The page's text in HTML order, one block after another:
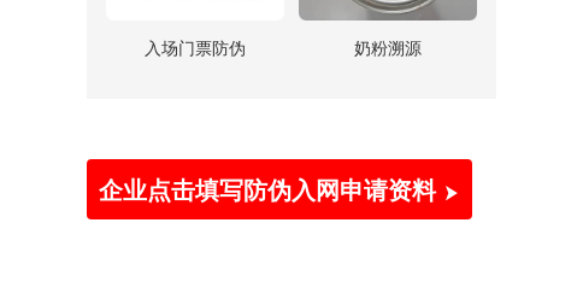
入场门票防伪 奶粉溯源
企业点击填写防伪入网申请资料